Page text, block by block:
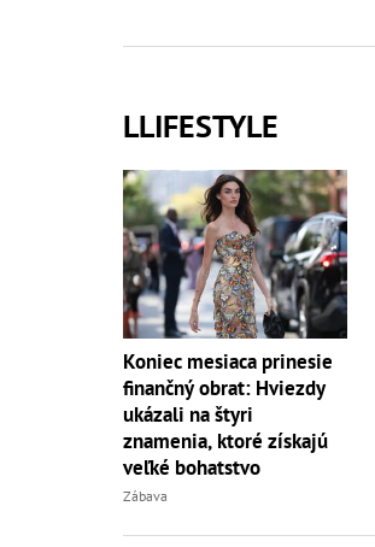
LLIFESTYLE
Koniec mesiaca prinesie
finančný obrat: Hviezdy
ukázali na štyri
znamenia, ktoré získajú
veľké bohatstvo
Zábava